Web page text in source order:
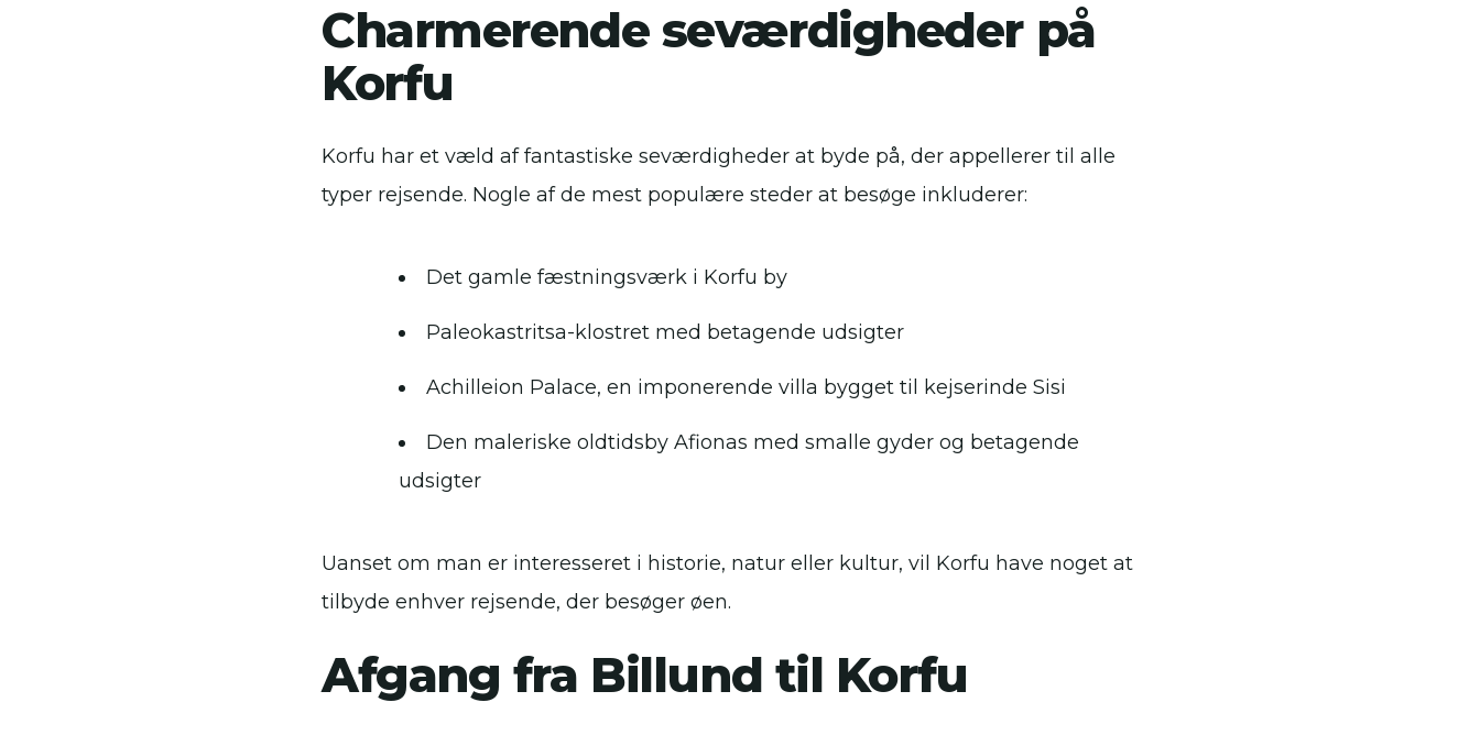
Charmerende seværdigheder på
Korfu
Korfu har et væld af fantastiske seværdigheder at byde på, der appellerer til alle
typer rejsende. Nogle af de mest populære steder at besøge inkluderer:
Det gamle fæstningsværk i Korfu by
Paleokastritsa-klostret med betagende udsigter
Achilleion Palace, en imponerende villa bygget til kejserinde Sisi
Den maleriske oldtidsby Afionas med smalle gyder og betagende
udsigter
Uanset om man er interesseret i historie, natur eller kultur, vil Korfu have noget at
tilbyde enhver rejsende, der besøger øen.
Afgang fra Billund til Korfu